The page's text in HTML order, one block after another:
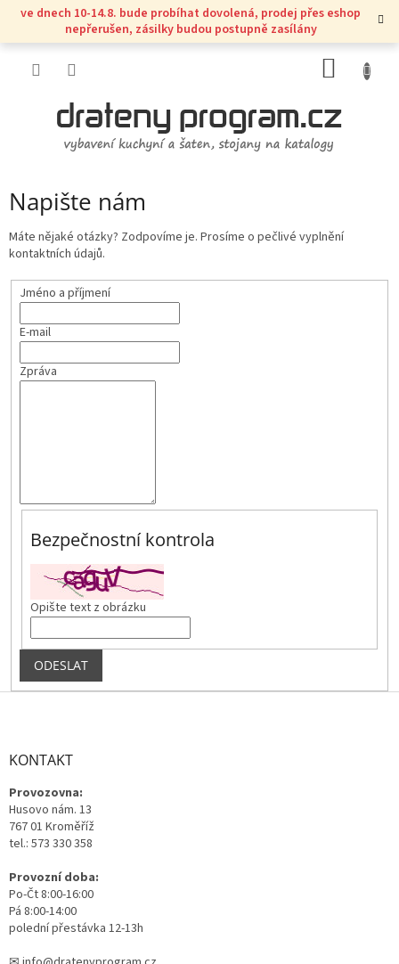
Přejít
obsah
ve dnech 10-14.8. bude probíhat dovolená, prodej přes eshop
nepřerušen, zásilky budou postupně zasílány
KOŠÍK
Napište nám
Máte nějaké otázky? Zodpovíme je. Prosíme o pečlivé vyplnění
kontaktních údajů.
Jméno a příjmení
E-mail
Zpráva
Bezpečnostní kontrola
Opište text z obrázku
ODESLAT
Z
KONTAKT
Provozovna:
Husovo nám. 13
767 01 Kroměříž
tel.: 573 330 358
Provozní doba:
Po-Čt 8:00-16:00
Pá 8:00-14:00
polední přestávka 12-13h